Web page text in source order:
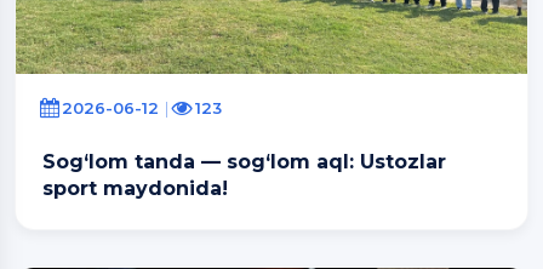
2026-06-12 123
Sog‘lom tanda — sog‘lom aql: Ustozlar
sport maydonida!